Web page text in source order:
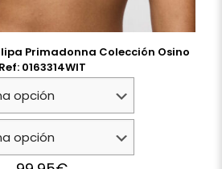
Primadonna Colección Osino
Ref: 0163314WIT